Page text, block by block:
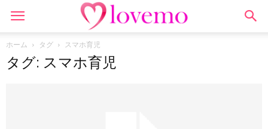
ホーム タグ スマホ育児
タグ: スマホ育児